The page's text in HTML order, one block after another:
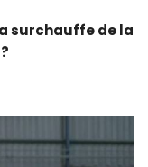
surchauffe de la